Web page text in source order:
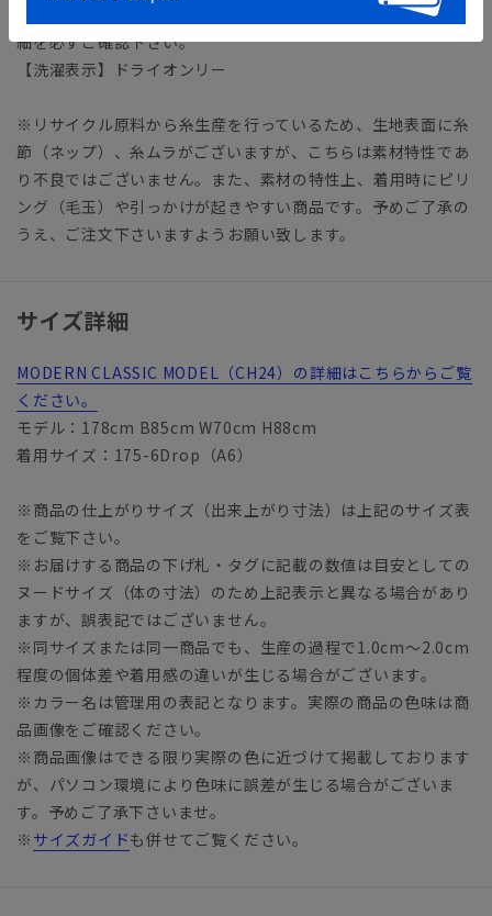
※モデルにより仕上がりサイズが異なります。下記のサイズ詳
細を必ずご確認下さい。
【洗濯表示】ドライオンリー
※リサイクル原料から糸生産を行っているため、生地表面に糸
節（ネップ）、糸ムラがございますが、こちらは素材特性であ
り不良ではございません。また、素材の特性上、着用時にピリ
ング（毛玉）や引っかけが起きやすい商品です。予めご了承の
うえ、ご注文下さいますようお願い致します。
サイズ詳細
MODERN CLASSIC MODEL（CH24）の詳細はこちらからご覧
ください。
モデル：178cm B85cm W70cm H88cm
着用サイズ：175-6Drop（A6）
※商品の仕上がりサイズ（出来上がり寸法）は上記のサイズ表
をご覧下さい。
※お届けする商品の下げ札・タグに記載の数値は目安としての
ヌードサイズ（体の寸法）のため上記表示と異なる場合があり
ますが、誤表記ではございません。
※同サイズまたは同一商品でも、生産の過程で1.0cm～2.0cm
程度の個体差や着用感の違いが生じる場合がございます。
※カラー名は管理用の表記となります。実際の商品の色味は商
品画像をご確認ください。
※商品画像はできる限り実際の色に近づけて掲載しております
が、パソコン環境により色味に誤差が生じる場合がございま
す。予めご了承下さいませ。
※ サイズガイドも併せてご覧ください。